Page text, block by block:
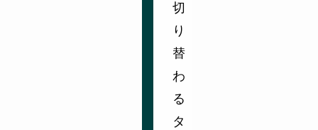
切
り
替
わ
る
タ